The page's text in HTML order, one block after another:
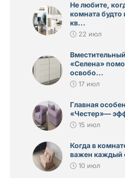
Не любите,
комната будто
кв...
22 июл
«Селена»
освобо...
17 июл
Главная
«Честер»—
15 июл
Когда в
важен каждый
10 июл